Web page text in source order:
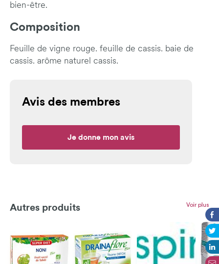
bien-être.
Composition
Feuille de vigne rouge. feuille de cassis. baie de
cassis. arôme naturel cassis.
Avis des membres
Je donne mon avis
Autres produits Voir plus